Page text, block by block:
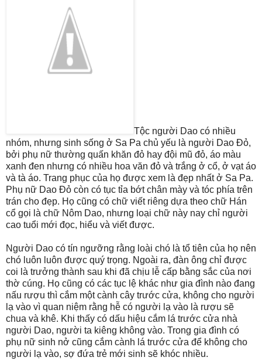
Tộc người Dao có nhiều
nhóm, nhưng sinh sống ở Sa Pa chủ yếu là người Dao Đỏ,
bởi phụ nữ thường quấn khăn đỏ hay đội mũ đỏ, áo màu
xanh đen nhưng có nhiều hoa văn đỏ và trắng ở cổ, ở vạt áo
và tà áo. Trang phục của họ được xem là đẹp nhất ở Sa Pa.
Phụ nữ Dao Đỏ còn có tục tỉa bớt chân mày và tóc phía trên
trán cho đẹp. Họ cũng có chữ viết riêng dựa theo chữ Hán
cổ gọi là chữ Nôm Dao, nhưng loại chữ này nay chỉ người
cao tuổi mới đọc, hiểu và viết được.
Người Dao có tín ngưỡng rằng loài chó là tổ tiên của họ nên
chó luôn luôn được quý trọng. Ngoài ra, đàn ông chỉ được
coi là trưởng thành sau khi đã chịu lễ cấp bằng sắc của nơi
thờ cúng. Họ cũng có các tục lệ khác như gia đình nào đang
nấu rượu thì cắm một cành cây trước cửa, không cho người
lạ vào vì quan niệm rằng hễ có người lạ vào là rượu sẽ
chua và khê. Khi thấy có dấu hiệu cắm lá trước cửa nhà
người Dao, người ta kiêng không vào. Trong gia đình có
phụ nữ sinh nở cũng cắm cành lá trước cửa để không cho
người lạ vào, sợ đứa trẻ mới sinh sẽ khóc nhiều.